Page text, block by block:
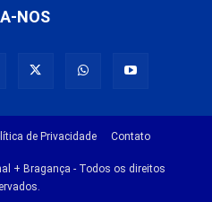
NOS
de Privacidade Contato
+ Bragança - Todos os direitos